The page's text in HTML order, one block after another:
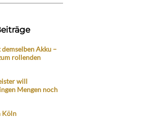
Akku –
rollenden
will
Mengen noch
Köln